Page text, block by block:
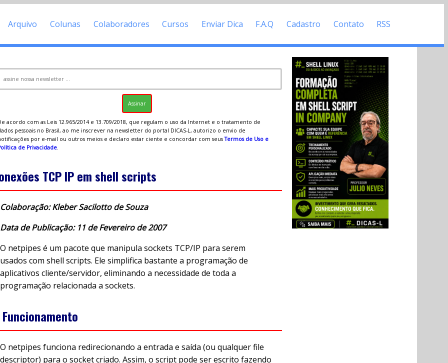
Arquivo Colunas Colaboradores Cursos Enviar Dica F.A.Q Cadastro Contato RSS
acordo com as Leis 12.965/2014 e 13.709/2018, que regulam o uso da Internet e o tratamento de
pessoais no Brasil, ao me inscrever na newsletter do portal DICAS-L, autorizo o envio de
por e-mail ou outros meios e declaro estar ciente e concordar com seusTermos de Uso e
de Privacidade.
TCP IP em shell scripts
Colaboração: Kleber Sacilotto de Souza
Data de Publicação: 11 de Fevereiro de 2007
O netpipes é um pacote que manipula sockets TCP/IP para serem
usados com shell scripts. Ele simplifica bastante a programação de
aplicativos cliente/servidor, eliminando a necessidade de toda a
programação relacionada a sockets.
Funcionamento
O netpipes funciona redirecionando a entrada e saída (ou qualquer file
descriptor) para o socket criado. Assim, o script pode ser escrito fazendo